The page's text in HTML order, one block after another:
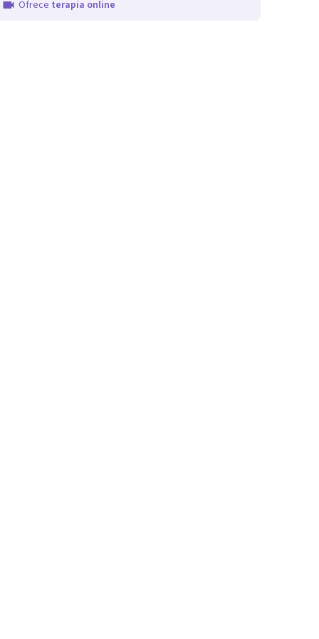
Ofrece terapia online